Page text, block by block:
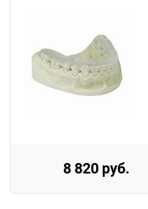
8 820 руб.